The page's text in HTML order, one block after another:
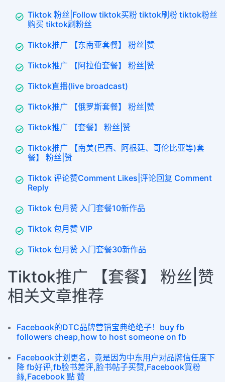
Tiktok 粉丝|Follow tiktok买粉 tiktok刷粉 tiktok粉丝
购买 tiktok刷粉丝
Tiktok推广 【东南亚套餐】 粉丝|赞
Tiktok推广 【阿拉伯套餐】 粉丝|赞
Tiktok直播(live broadcast)
Tiktok推广 【俄罗斯套餐】 粉丝|赞
Tiktok推广 【套餐】 粉丝|赞
Tiktok推广 【南美(巴西、阿根廷、哥伦比亚等)套
餐】 粉丝|赞
Tiktok 评论赞Comment Likes|评论回复 Comment
Reply
Tiktok 包月赞 入门套餐10新作品
Tiktok 包月赞 VIP
Tiktok 包月赞 入门套餐30新作品
Tiktok推广 【套餐】 粉丝|赞
相关文章推荐
Facebook的DTC品牌营销宝典绝绝子！buy fb
followers cheap,how to host someone on fb
​Facebook计划更名，竟是因为中东用户对品牌信任度下
降 fb好评,fb脸书差评,脸书帖子买赞,Facebook買粉
絲,Facebook 點 贊